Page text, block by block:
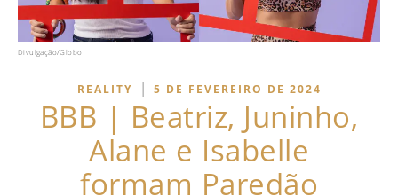
Divulgação/Globo
REALITY | 5 DE FEVEREIRO DE 2024
BBB | Beatriz, Juninho,
Alane e Isabelle
formam Paredão